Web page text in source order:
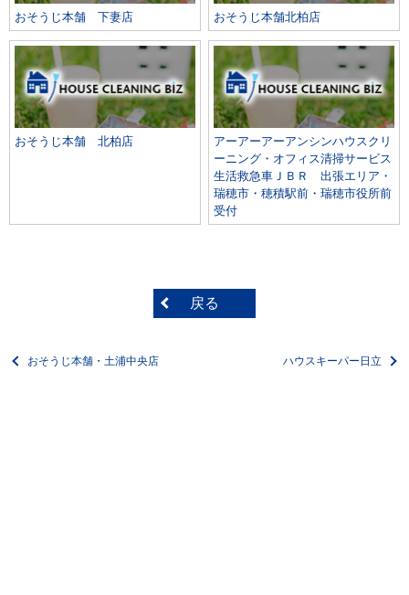
おそうじ本舗 下妻店 おそうじ本舗北柏店
おそうじ本舗 北柏店
アーアーアーアンシンハウスクリ
ーニング・オフィス清掃サービス
生活救急車ＪＢＲ 出張エリア・
瑞穂市・穂積駅前・瑞穂市役所前
受付
戻る
おそうじ本舗・土浦中央店 ハウスキーパー日立